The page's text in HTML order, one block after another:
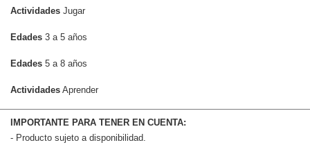
Actividades Jugar
Edades 3 a 5 años
Edades 5 a 8 años
Actividades Aprender
IMPORTANTE PARA TENER EN CUENTA:
- Producto sujeto a disponibilidad.